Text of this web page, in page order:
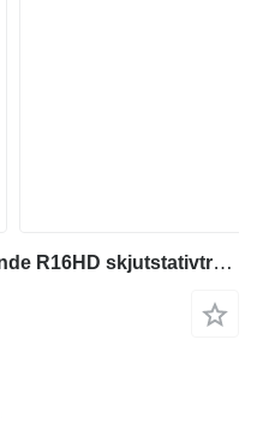
Linde 223829 styrenhet till Linde R16HD skjutstativtruck